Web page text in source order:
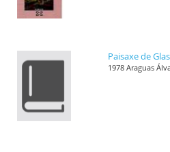
Paisaxe de
1978 Araguas